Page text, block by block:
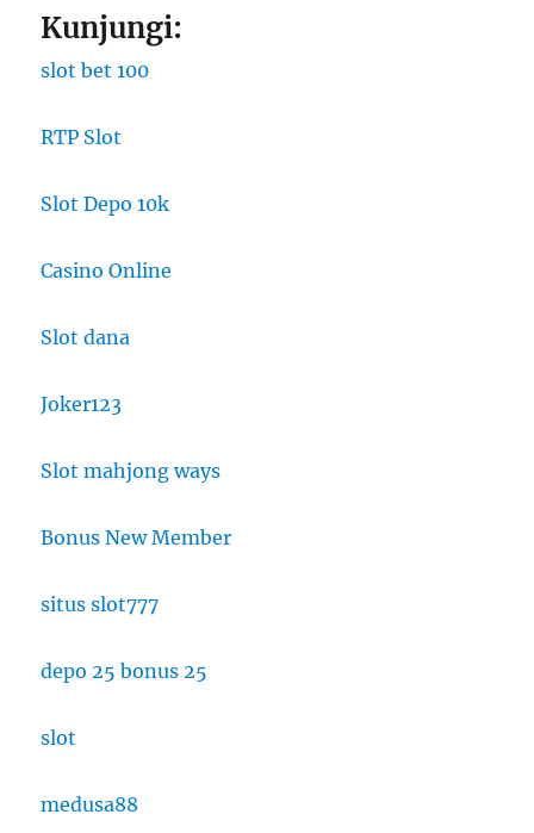
Kunjungi:
slot bet 100
RTP Slot
Slot Depo 10k
Casino Online
Slot dana
Joker123
Slot mahjong ways
Bonus New Member
situs slot777
depo 25 bonus 25
slot
medusa88